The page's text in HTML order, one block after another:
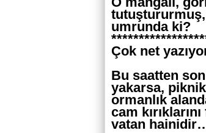
tutuştururmuş,
umrunda ki?
Çok net
Bu saatten
yakarsa,
ormanlık
cam
vatan